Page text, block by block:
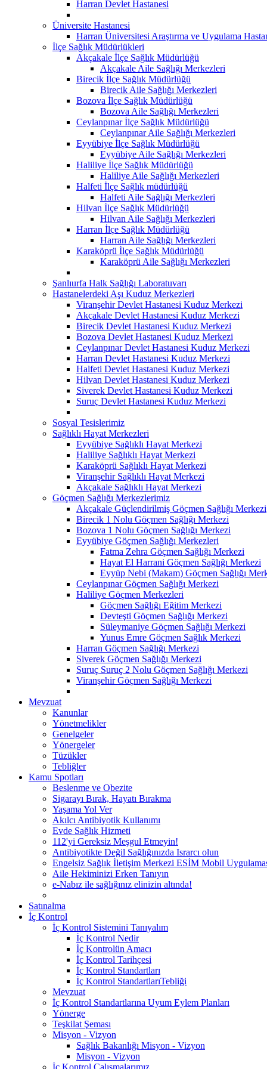
Harran Devlet Hastanesi
Üniversite Hastanesi
Harran Üniversitesi Araştırma ve Uygulama
İlçe Sağlık Müdürlükleri
Akçakale İlçe Sağlık Müdürlüğü
Akçakale Aile Sağlığı Merkezleri
Birecik İlçe Sağlık Müdürlüğü
Birecik Aile Sağlığı Merkezleri
Bozova İlçe Sağlık Müdürlüğü
Bozova Aile Sağlığı Merkezleri
Ceylanpınar İlçe Sağlık Müdürlüğü
Ceylanpınar Aile Sağlığı Merkezleri
Eyyübiye İlçe Sağlık Müdürlüğü
Eyyübiye Aile Sağlığı Merkezleri
Haliliye İlçe Sağlık Müdürlüğü
Haliliye Aile Sağlığı Merkezleri
Halfeti İlçe Sağlık müdürlüğü
Halfeti Aile Sağlığı Merkezleri
Hilvan İlçe Sağlık Müdürlüğü
Hilvan Aile Sağlığı Merkezleri
Harran İlçe Sağlık Müdürlüğü
Harran Aile Sağlığı Merkezleri
Karaköprü İlçe Sağlık Müdürlüğü
Karaköprü Aile Sağlığı Merkezleri
Şanlıurfa Halk Sağlığı Laboratuvarı
Hastanelerdeki Aşı Kuduz Merkezleri
Viranşehir Devlet Hastanesi Kuduz Merkezi
Akçakale Devlet Hastanesi Kuduz Merkezi
Birecik Devlet Hastanesi Kuduz Merkezi
Bozova Devlet Hastanesi Kuduz Merkezi
Ceylanpınar Devlet Hastanesi Kuduz Merkezi
Harran Devlet Hastanesi Kuduz Merkezi
Halfeti Devlet Hastanesi Kuduz Merkezi
Hilvan Devlet Hastanesi Kuduz Merkezi
Siverek Devlet Hastanesi Kuduz Merkezi
Suruç Devlet Hastanesi Kuduz Merkezi
Sosyal Tesislerimiz
Sağlıklı Hayat Merkezleri
Eyyübiye Sağlıklı Hayat Merkezi
Haliliye Sağlıklı Hayat Merkezi
Karaköprü Sağlıklı Hayat Merkezi
Viranşehir Sağlıklı Hayat Merkezi
Akçakale Sağlıklı Hayat Merkezi
Göçmen Sağlığı Merkezlerimiz
Akçakale Güçlendirilmiş Göçmen Sağlığı Merkezi
Birecik 1 Nolu Göçmen Sağlığı Merkezi
Bozova 1 Nolu Göçmen Sağlığı Merkezi
Eyyübiye Göçmen Sağlığı Merkezleri
Fatma Zehra Göçmen Sağlığı Merkezi
Hayat El Harrani Göçmen Sağlığı Merkezi
Eyyüp Nebi (Makam) Göçmen Sağlığı
Ceylanpınar Göçmen Sağlığı Merkezi
Haliliye Göçmen Merkezleri
Göçmen Sağlığı Eğitim Merkezi
Devteşti Göçmen Sağlığı Merkezi
Süleymaniye Göçmen Sağlığı Merkezi
Yunus Emre Göçmen Sağlık Merkezi
Harran Göçmen Sağlığı Merkezi
Siverek Göçmen Sağlığı Merkezi
Suruç Suruç 2 Nolu Göçmen Sağlığı Merkezi
Viranşehir Göçmen Sağlığı Merkezi
Mevzuat
Kanunlar
Yönetmelikler
Genelgeler
Yönergeler
Tüzükler
Tebliğler
Kamu Spotları
Beslenme ve Obezite
Sigarayı Bırak, Hayatı Bırakma
Yaşama Yol Ver
Akılcı Antibiyotik Kullanımı
Evde Sağlık Hizmeti
112'yi Gereksiz Meşgul Etmeyin!
Antibiyotikte Değil Sağlığınızda Israrcı olun
Engelsiz Sağlık İletişim Merkezi ESİM Mobil
Aile Hekiminizi Erken Tanıyın
e-Nabız ile sağlığınız elinizin altında!
Satınalma
İç Kontrol
İç Kontrol Sistemini Tanıyalım
İç Kontrol Nedir
İç Kontrolün Amacı
İç Kontrol Tarihçesi
İç Kontrol Standartları
İç Kontrol StandartlarıTebliği
Mevzuat
İç Kontrol Standartlarına Uyum Eylem Planları
Yönerge
Teşkilat Şeması
Misyon - Vizyon
Sağlık Bakanlığı Misyon - Vizyon
Misyon - Vizyon
İç Kontrol Çalışmalarımız